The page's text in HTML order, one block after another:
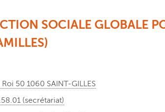
SOCIALE GLOBALE
50 1060 SAINT-GILLES
(secrétariat)